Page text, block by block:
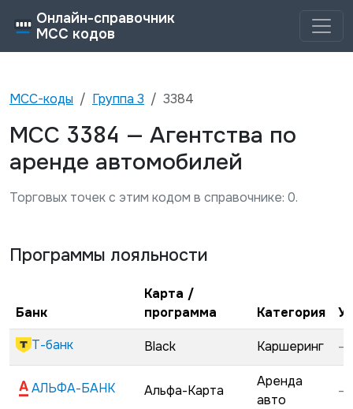
Онлайн-справочник
MCC кодов
MCC-коды Группа 3 3384
MCC 3384 — Агентства по
аренде автомобилей
Торговых точек с этим кодом в справочнике: 0.
Программы лояльности
Банк
Карта /
программа
Категория
Т-банк
Black Каршеринг —
АЛЬФА-БАНК Альфа-Карта
Аренда
авто
—